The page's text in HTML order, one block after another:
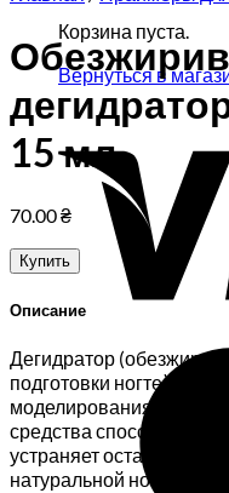
Корзина пуста.
Вернуться в
15 мл
70.00₴
Купить
Описание
Дегидратор
подготовки ногтей
моделирования и
средства
устраняет остатки жира
натуральной ногтевой.